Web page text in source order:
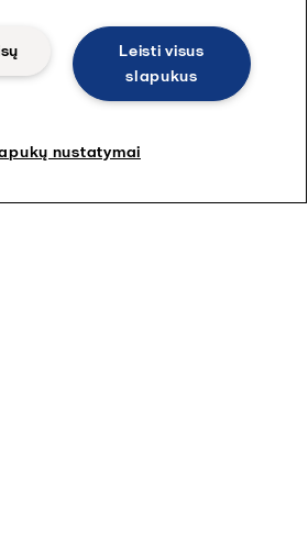
Leisti visus
slapukus
nustatymai